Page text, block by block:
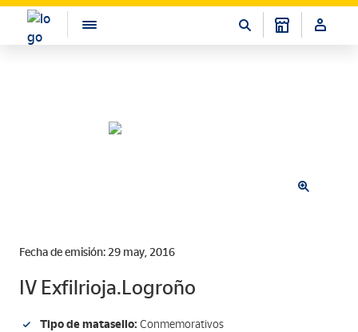
Fecha de emisión: 29 may, 2016
IV Exfilrioja.Logroño
Tipo de matasello: Conmemorativos